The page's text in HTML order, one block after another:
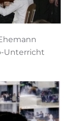
Unterricht